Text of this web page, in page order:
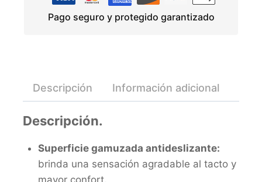
Pago seguro y protegido garantizado
Descripción Información adicional
Descripción.
Superficie gamuzada antideslizante:
brinda una sensación agradable al tacto y